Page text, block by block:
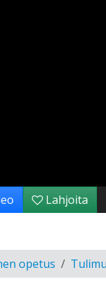
Lahjoita
opetus